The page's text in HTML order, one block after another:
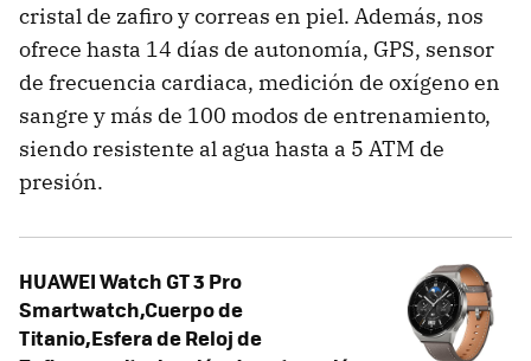
cristal de zafiro y correas en piel. Además, nos
ofrece hasta 14 días de autonomía, GPS, sensor
de frecuencia cardiaca, medición de oxígeno en
sangre y más de 100 modos de entrenamiento,
siendo resistente al agua hasta a 5 ATM de
presión.
HUAWEI Watch GT 3 Pro
Smartwatch,Cuerpo de
Titanio,Esfera de Reloj de